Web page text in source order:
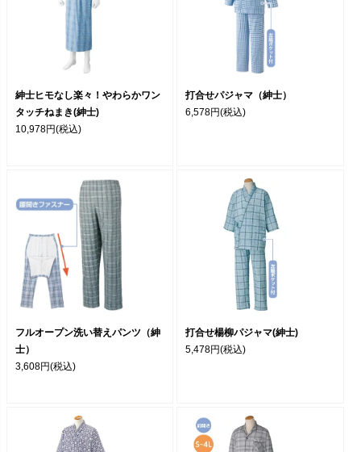
紳士ヒモなし楽々！やわらかワン
タッチねまき(紳士)
10,978円(税込)
打合せパジャマ（紳士）
6,578円(税込)
フルオープン洗い替えパンツ（紳
士）
3,608円(税込)
打合せ楊柳パジャマ(紳士)
5,478円(税込)